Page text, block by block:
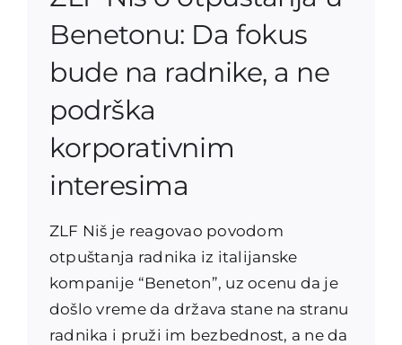
Benetonu: Da fokus
bude na radnike, a ne
podrška
korporativnim
interesima
ZLF Niš je reagovao povodom
otpuštanja radnika iz italijanske
kompanije “Beneton”, uz ocenu da je
došlo vreme da država stane na stranu
radnika i pruži im bezbednost, a ne da